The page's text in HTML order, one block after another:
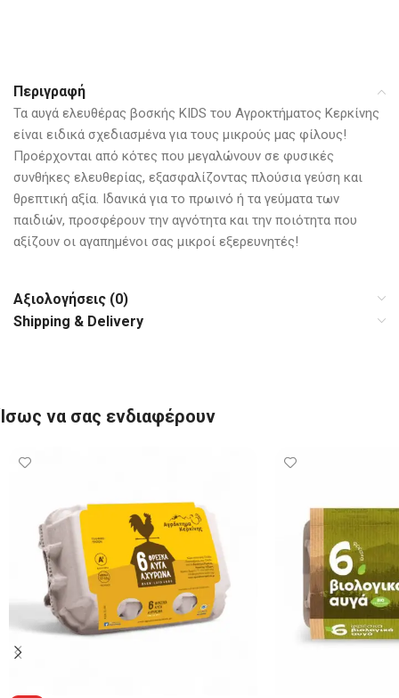
Περιγραφή
Τα αυγά ελευθέρας βοσκής KIDS του Αγροκτήματος Κερκίνης
είναι ειδικά σχεδιασμένα για τους μικρούς μας φίλους!
Προέρχονται από κότες που μεγαλώνουν σε φυσικές
συνθήκες ελευθερίας, εξασφαλίζοντας πλούσια γεύση και
θρεπτική αξία. Ιδανικά για το πρωινό ή τα γεύματα των
παιδιών, προσφέρουν την αγνότητα και την ποιότητα που
αξίζουν οι αγαπημένοι σας μικροί εξερευνητές!
Αξιολογήσεις (0)
Shipping & Delivery
Ίσως να σας ενδιαφέρουν